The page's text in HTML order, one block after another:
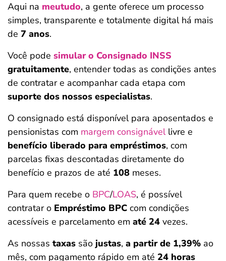
Aqui na meutudo, a gente oferece um processo
simples, transparente e totalmente digital há mais
de 7 anos.
Você pode simular o Consignado INSS
gratuitamente, entender todas as condições antes
de contratar e acompanhar cada etapa com
suporte dos nossos especialistas.
O consignado está disponível para aposentados e
pensionistas com margem consignávellivre e
benefício liberado para empréstimos, com
parcelas fixas descontadas diretamente do
benefício e prazos de até 108 meses.
Para quem recebe o BPC/LOAS, é possível
contratar o Empréstimo BPC com condições
acessíveis e parcelamento em até 24 vezes.
As nossas taxas são justas, a partir de 1,39% ao
mês, com pagamento rápido em até 24 horas